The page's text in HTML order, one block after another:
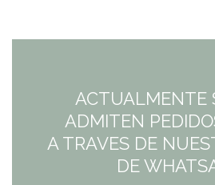
ACTUALMENTE
ADMITEN
A TRAVES DE
DE